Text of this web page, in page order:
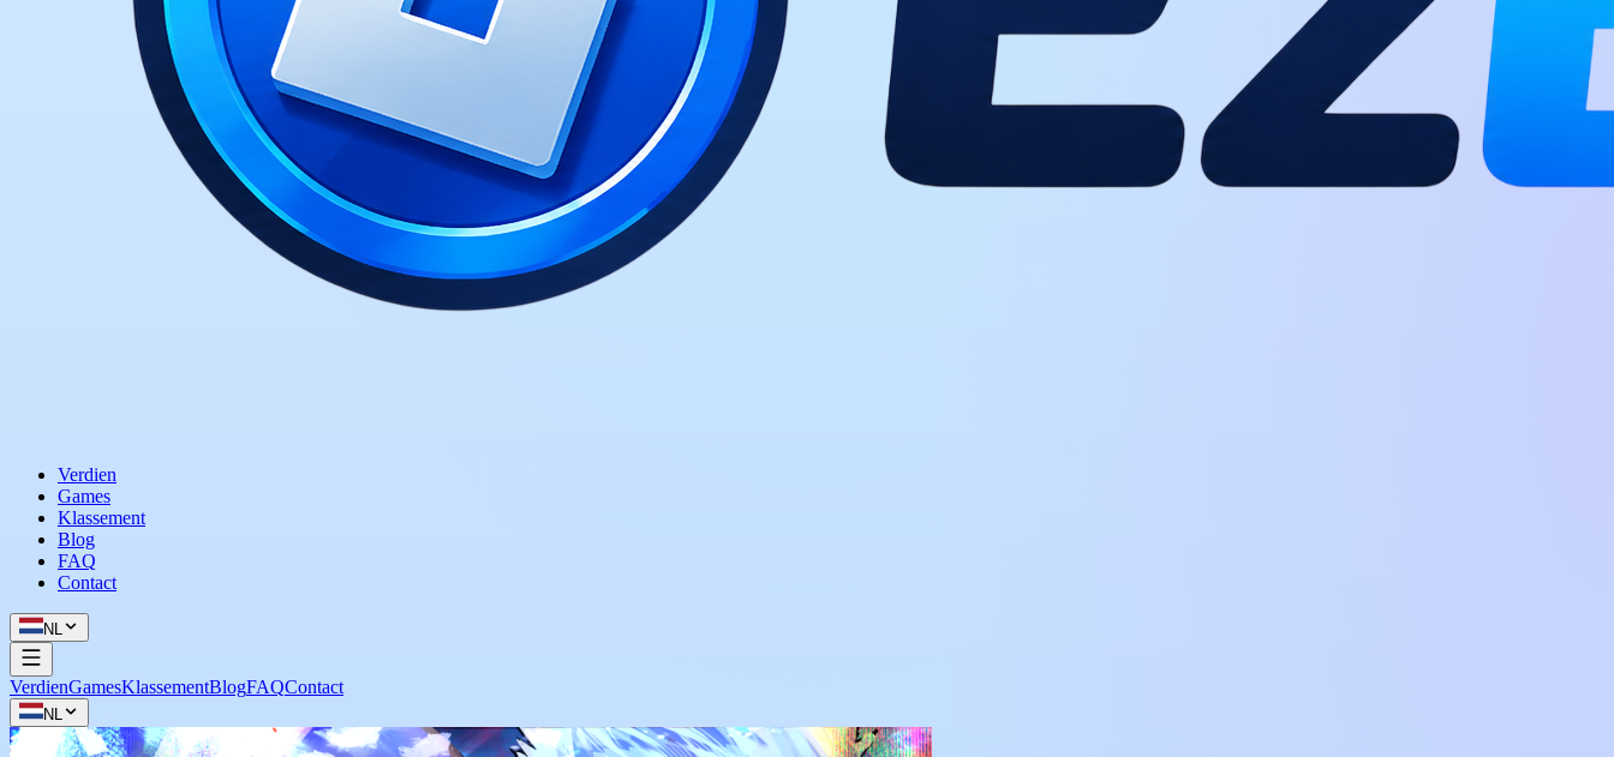
Verdien
Games
Klassement
Blog
FAQ
Contact
NL
VerdienGamesKlassementBlogFAQContact
NL